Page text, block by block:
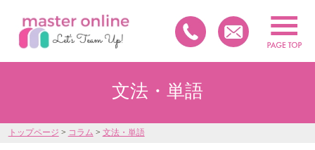
文法・単語
トップページ > コラム > 文法・単語